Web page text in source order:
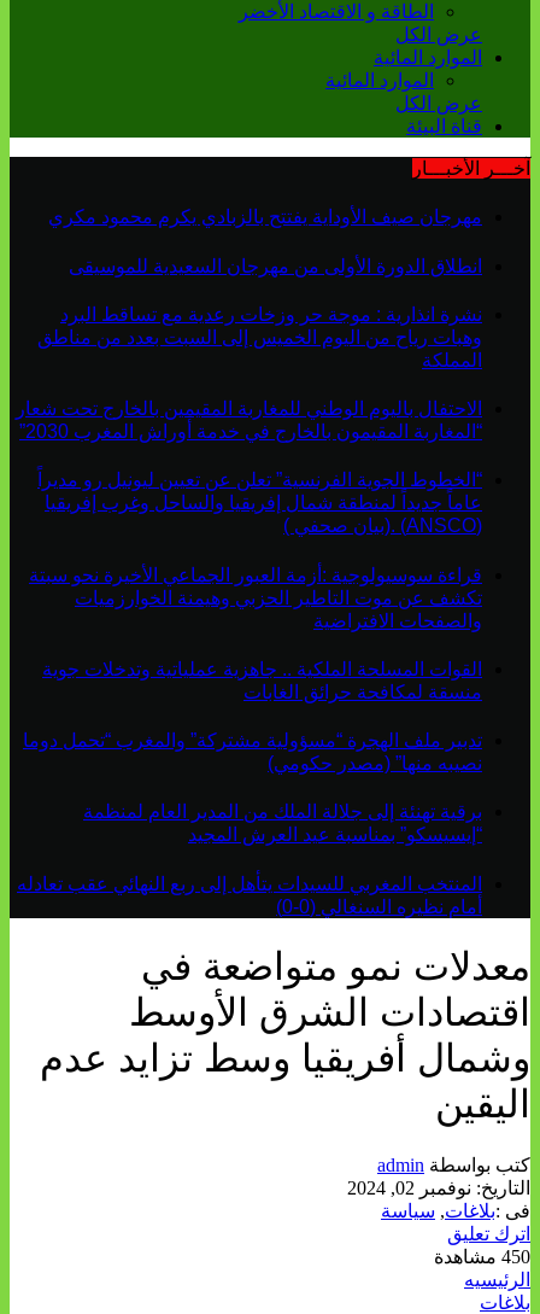
الطاقة و الاقتصاد الأخضر
عرض الكل
الموارد المائية
الموارد المائية
عرض الكل
قناة البيئة
آخـــر الأخبـــار
مهرجان صيف الأوداية يفتتح بالزبادي يكرم محمود مكري
انطلاق الدورة الأولى من مهرجان السعيدية للموسيقى
نشرة انذارية : موجة حر وزخات رعدية مع تساقط البرد
وهبات رياح من اليوم الخميس إلى السبت بعدد من مناطق
المملكة
الاحتفال باليوم الوطني للمغاربة المقيمين بالخارج تحت شعار
“المغاربة المقيمون بالخارج في خدمة أوراش المغرب 2030”
“الخطوط الجوية الفرنسية” تعلن عن تعيين ليونيل رو مديراً
عاماً جديداً لمنطقة شمال إفريقيا والساحل وغرب إفريقيا
(ANSCO) .(بيان صحفي )
قراءة سوسيولوجية :أزمة العبور الجماعي الأخيرة نحو سبتة
تكشف عن موت التاطير الحزبي وهيمنة الخوارزميات
والصفحات الافتراضية
القوات المسلحة الملكية .. جاهزية عملياتية وتدخلات جوية
منسقة لمكافحة حرائق الغابات
تدبير ملف الهجرة “مسؤولية مشتركة” والمغرب “تحمل دوما
نصيبه منها” (مصدر حكومي)
برقية تهنئة إلى جلالة الملك من المدير العام لمنظمة
“إيسيسكو” بمناسبة عيد العرش المجيد
المنتخب المغربي للسيدات يتأهل إلى ربع النهائي عقب تعادله
أمام نظيره السنغالي (0-0)
معدلات نمو متواضعة في
اقتصادات الشرق الأوسط
وشمال أفريقيا وسط تزايد عدم
اليقين
كتب بواسطة admin
التاريخ: نوفمبر 02, 2024
فى :بلاغات, سياسة
اترك تعليق
450 مشاهدة
الرئيسيه
بلاغات